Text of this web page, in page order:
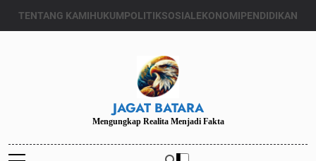
TENTANG KAMIHUKUMPOLITIKSOSIALEKONOMIPENDIDIKAN
JAGAT BATARA
Mengungkap Realita Menjadi Fakta